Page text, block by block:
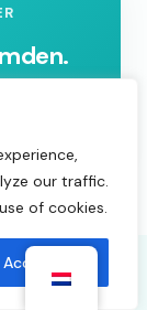
our traffic.
of cookies.
Accept All